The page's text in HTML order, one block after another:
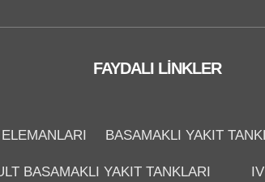
FAYDALI LINKLER
BASAMAKLI YAKIT
BASAMAKLI YAKIT TANKLARI